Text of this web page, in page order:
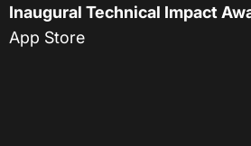
Inaugural Technical Impact
App Store